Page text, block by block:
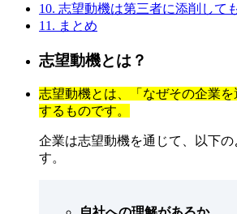
10. 志望動機は第三者に添削して
11. まとめ
志望動機とは？
志望動機とは、「なぜその企業
するものです。
企業は志望動機を通じて、以下の
す。